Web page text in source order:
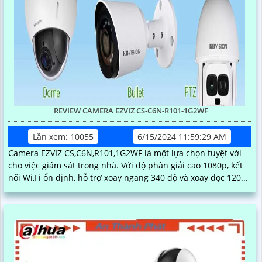
REVIEW CAMERA EZVIZ CS-C6N-R101-1G2WF
Lần xem: 10055
6/15/2024 11:59:29 AM
Camera EZVIZ CS,C6N,R101,1G2WF là một lựa chọn tuyệt vời
cho việc giám sát trong nhà. Với độ phân giải cao 1080p, kết
nối Wi,Fi ổn định, hỗ trợ xoay ngang 340 độ và xoay dọc 120...